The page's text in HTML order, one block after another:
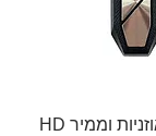
iFi GO Pod - מגבר אוזניות וממיר HD